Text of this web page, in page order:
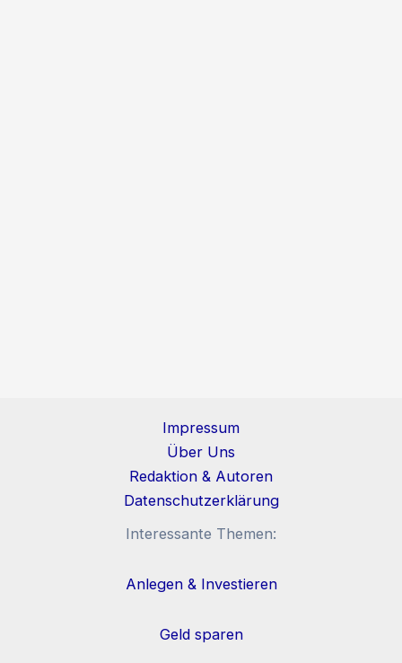
Impressum
Über Uns
Redaktion & Autoren
Datenschutzerklärung
Interessante Themen:
Anlegen & Investieren
Geld sparen